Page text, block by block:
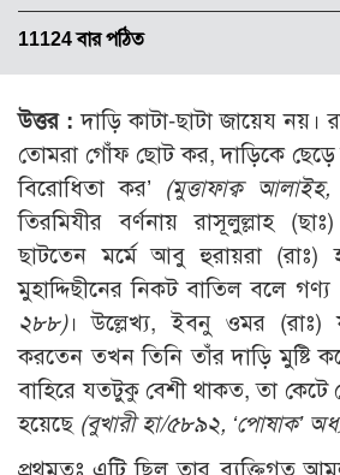
11124 বার পঠিত
উত্তর : দাড়ি কাটা-ছাটা জায়েয নয়।
তোমরা গোঁফ ছোট কর, দাড়িকে
বিরোধিতা কর’ (মুত্তাফাক্ব
তিরমিযীর বর্ণনায় রাসূলুল্লাহ
ছাটতেন মর্মে আবু হুরায়রা (রাঃ)
মুহাদ্দিছীনের নিকট বাতিল বলে গণ্য
২৮৮)। উল্লেখ্য, ইবনু ওমর
করতেন তখন তিনি তাঁর দাড়ি মুষ্টি
বাহিরে যতটুকু বেশী থাকত, তা কেটে
হয়েছে (বুখারী হা/৫৮৯২, ‘পোষাক’